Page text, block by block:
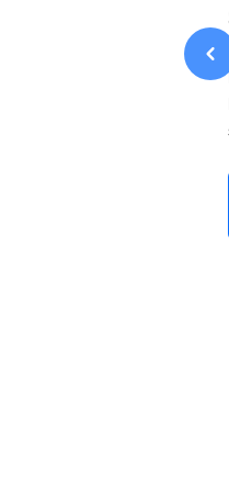
Přehledná stránka s le